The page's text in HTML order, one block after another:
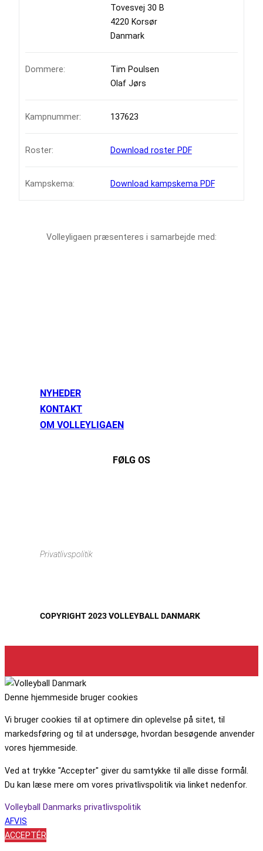
Tovesvej 30 B
4220 Korsør
Danmark
Dommere:
Tim Poulsen
Olaf Jørs
Kampnummer: 137623
Roster: Download roster PDF
Kampskema: Download kampskema PDF
Volleyligaen præsenteres i samarbejde med:
NYHEDER
KONTAKT
OM VOLLEYLIGAEN
FØLG OS
Privatlivspolitik
COPYRIGHT 2023 VOLLEYBALL DANMARK
Denne hjemmeside bruger cookies
Vi bruger cookies til at optimere din oplevelse på sitet, til
markedsføring og til at undersøge, hvordan besøgende anvender
vores hjemmeside.
Ved at trykke "Accepter" giver du samtykke til alle disse formål.
Du kan læse mere om vores privatlivspolitik via linket nedenfor.
Volleyball Danmarks privatlivspolitik
AFVIS
ACCEPTÉR